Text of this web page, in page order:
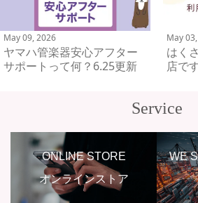
May 09, 2026
ヤマハ管楽器安心アフター
サポートって何？6.25更新
May
はく
店で
Service
ONLINE STORE
オンラインストア
WE